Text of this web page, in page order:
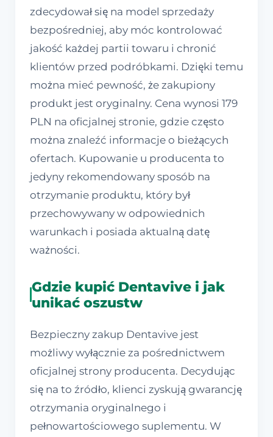
zdecydował się na model sprzedaży
bezpośredniej, aby móc kontrolować
jakość każdej partii towaru i chronić
klientów przed podróbkami. Dzięki temu
można mieć pewność, że zakupiony
produkt jest oryginalny. Cena wynosi 179
PLN na oficjalnej stronie, gdzie często
można znaleźć informacje o bieżących
ofertach. Kupowanie u producenta to
jedyny rekomendowany sposób na
otrzymanie produktu, który był
przechowywany w odpowiednich
warunkach i posiada aktualną datę
ważności.
Gdzie kupić Dentavive i jak
unikać oszustw
Bezpieczny zakup Dentavive jest
możliwy wyłącznie za pośrednictwem
oficjalnej strony producenta. Decydując
się na to źródło, klienci zyskują gwarancję
otrzymania oryginalnego i
pełnowartościowego suplementu. W